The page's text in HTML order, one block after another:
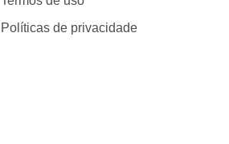
Políticas de privacidade